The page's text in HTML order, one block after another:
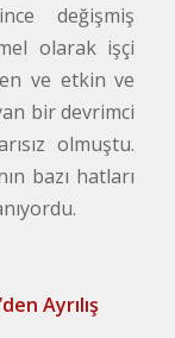
değişmiş
olarak işçi
ve etkin ve
bir devrimci
olmuştu.
bazı hatları
Ayrılış